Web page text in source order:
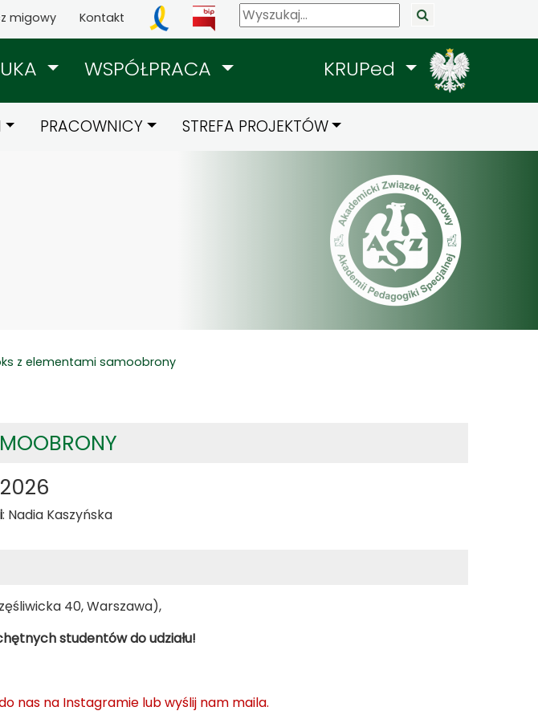
migowy Kontakt
WSPÓŁPRACA KRUPed
PRACOWNICY STREFA PROJEKTÓW
z elementami samoobrony
: Nadia Kaszyńska
40, Warszawa),
studentów do udziału!
nas na Instagramie lub wyślij nam maila.